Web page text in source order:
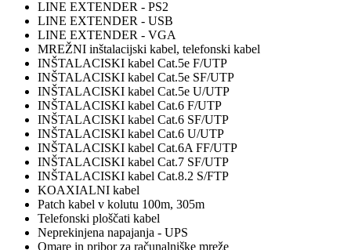
LINE EXTENDER - PS2
LINE EXTENDER - USB
LINE EXTENDER - VGA
MREŽNI inštalacijski kabel, telefonski kabel
INŠTALACISKI kabel Cat.5e F/UTP
INŠTALACISKI kabel Cat.5e SF/UTP
INŠTALACISKI kabel Cat.5e U/UTP
INŠTALACISKI kabel Cat.6 F/UTP
INŠTALACISKI kabel Cat.6 SF/UTP
INŠTALACISKI kabel Cat.6 U/UTP
INŠTALACISKI kabel Cat.6A FF/UTP
INŠTALACISKI kabel Cat.7 SF/UTP
INŠTALACISKI kabel Cat.8.2 S/FTP
KOAXIALNI kabel
Patch kabel v kolutu 100m, 305m
Telefonski ploščati kabel
Neprekinjena napajanja - UPS
Omare in pribor za računalniške mreže